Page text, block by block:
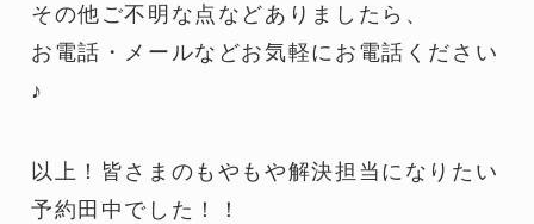
その他ご不明な点などありましたら、
お電話・メールなどお気軽にお電話ください
♪
以上！皆さまのもやもや解決担当になりたい
予約田中でした！！